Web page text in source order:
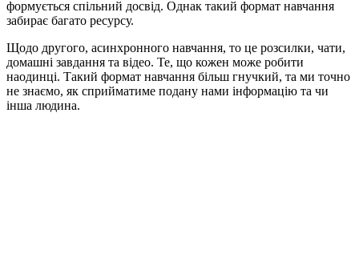
формується спільний досвід. Однак такий формат навчання
забирає багато ресурсу.
Щодо другого, асинхронного навчання, то це розсилки, чати,
домашні завдання та відео. Те, що кожен може робити
наодинці. Такий формат навчання більш гнучкий, та ми точно
не знаємо, як сприйматиме подану нами інформацію та чи
інша людина.